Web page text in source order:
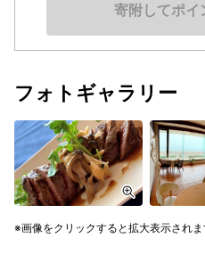
寄附してポイ
フォトギャラリー
画像をクリックすると拡大表示されま